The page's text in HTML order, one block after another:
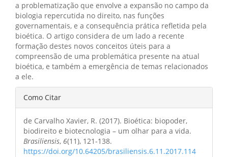
a problematização que envolve a expansão no campo da
biologia repercutida no direito, nas funções
governamentais, e a consequência prática refletida pela
bioética. O artigo considera de um lado a recente
formação destes novos conceitos úteis para a
compreensão de uma problemática presente na atual
bioética, e também a emergência de temas relacionados
a ele.
Detalhes
do
artigo
Como Citar
de Carvalho Xavier, R. (2017). Bioética: biopoder,
biodireito e biotecnologia – um olhar para a vida.
Brasiliensis, 6(11), 121-138.
https://doi.org/10.64205/brasiliensis.6.11.2017.114